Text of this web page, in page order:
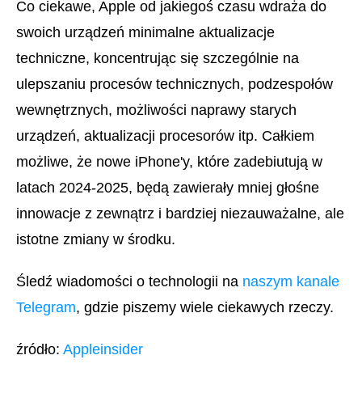
Co ciekawe, Apple od jakiegoś czasu wdraża do
swoich urządzeń minimalne aktualizacje
techniczne, koncentrując się szczególnie na
ulepszaniu procesów technicznych, podzespołów
wewnętrznych, możliwości naprawy starych
urządzeń, aktualizacji procesorów itp. Całkiem
możliwe, że nowe iPhone'y, które zadebiutują w
latach 2024-2025, będą zawierały mniej głośne
innowacje z zewnątrz i bardziej niezauważalne, ale
istotne zmiany w środku.
Śledź wiadomości o technologii na naszym kanale
Telegram, gdzie piszemy wiele ciekawych rzeczy.
źródło: Appleinsider